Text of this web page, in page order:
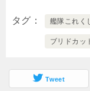
タグ 艦隊これく
ブリドカッ
Tweet